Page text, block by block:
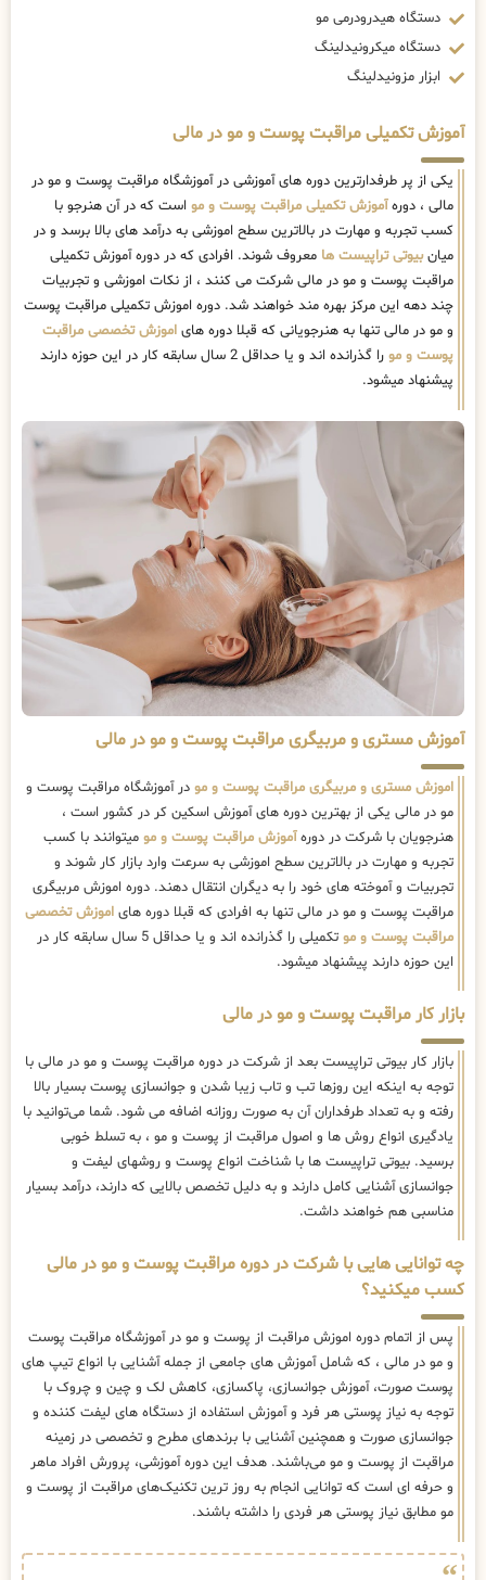
دستگاه هیدرودرمی مو
دستگاه میکرونیدلینگ
ابزار مزونیدلینگ
آموزش تکمیلی مراقبت پوست و مو در مالی
یکی از پر طرفدارترین دوره های آموزشی در آموزشگاه مراقبت پوست و مو در
مالی ، دورهآموزش تکمیلی مراقبت پوست و مو است که در آن هنرجو با
کسب تجربه و مهارت در بالاترین سطح اموزشی به درآمد های بالا برسد و در
میانبیوتی تراپیست ها معروف شوند. افرادی که در دوره آموزش تکمیلی
مراقبت پوست و مو در مالی شرکت می کنند ، از نکات اموزشی و تجربیات
چند دهه این مرکز بهره مند خواهند شد. دوره اموزش تکمیلی مراقبت پوست
و مو در مالی تنها به هنرجویانی که قبلا دوره های اموزش تخصصی مراقبت
پوست و مو
را گذرانده اند و یا حداقل 2 سال سابقه کار در این حوزه دارند
پیشنهاد میشود.
آموزش مستری و مربیگری مراقبت پوست و مو در مالی
اموزش مستری و مربیگری مراقبت پوست و مو در آموزشگاه مراقبت پوست و
مو در مالی یکی از بهترین دوره های آموزش اسکین کر در کشور است ،
هنرجویان با شرکت در دورهآموزش مراقبت پوست و مو میتوانند با کسب
تجربه و مهارت در بالاترین سطح اموزشی به سرعت وارد بازار کار شوند و
تجربیات و آموخته های خود را به دیگران انتقال دهند. دوره اموزش مربیگری
مراقبت پوست و مو در مالی تنها به افرادی که قبلا دوره های اموزش تخصصی
مراقبت پوست و مو
تکمیلی را گذرانده اند و یا حداقل 5 سال سابقه کار در
این حوزه دارند پیشنهاد میشود.
بازار کار مراقبت پوست و مو در مالی
بازار کار بیوتی تراپیست بعد از شرکت در دوره مراقبت پوست و مو در مالی با
توجه به اینکه این روزها تب و تاب زیبا شدن و جوانسازی پوست بسیار بالا
رفته و به تعداد طرفداران آن به صورت روزانه اضافه می شود. شما می‌توانید با
یادگیری انواع روش ها و اصول مراقبت از پوست و مو ، به تسلط خوبی
برسید. بیوتی تراپیست ها با شناخت انواع پوست و روشهای لیفت و
جوانسازی آشنایی کامل دارند و به دلیل تخصص بالایی که دارند، درآمد بسیار
مناسبی هم خواهند داشت.
چه توانایی هایی با شرکت در دوره مراقبت پوست و مو در مالی
کسب میکنید؟
پس از اتمام دوره اموزش مراقبت از پوست و مو در آموزشگاه مراقبت پوست
و مو در مالی ، که شامل آموزش های جامعی از جمله آشنایی با انواع تیپ های
پوست صورت، آموزش جوانسازی، پاکسازی، کاهش لک و چین و چروک با
توجه به نیاز پوستی هر فرد و آموزش استفاده از دستگاه های لیفت کننده و
جوانسازی صورت و همچنین آشنایی با برندهای مطرح و تخصصی در زمینه
مراقبت از پوست و مو می‌باشند. هدف این دوره آموزشی، پرورش افراد ماهر
و حرفه ای است که توانایی انجام به روز ترین تکنیک‌های مراقبت از پوست و
مو مطابق نیاز پوستی هر فردی را داشته باشند.